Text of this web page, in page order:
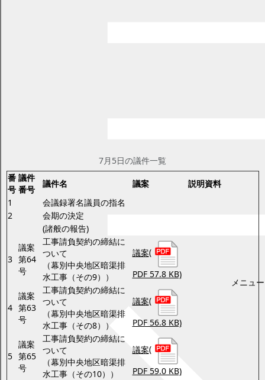
メニュー
7月5日の議件一覧
番
号
議件
番号
議件名 議案
説明資料
1
会議録署名議員の指名
2
会期の決定
(諸般の報告)
3
議案
第64
号
工事請負契約の締結に
ついて
（幕別中央地区暗渠排
水工事（その9））
議案(
PDF 57.8 KB)
4
議案
第63
号
工事請負契約の締結に
ついて
（幕別中央地区暗渠排
水工事（その8））
議案(
PDF 56.8 KB)
5
議案
第65
号
工事請負契約の締結に
ついて
（幕別中央地区暗渠排
水工事（その10））
議案(
PDF 59.0 KB)